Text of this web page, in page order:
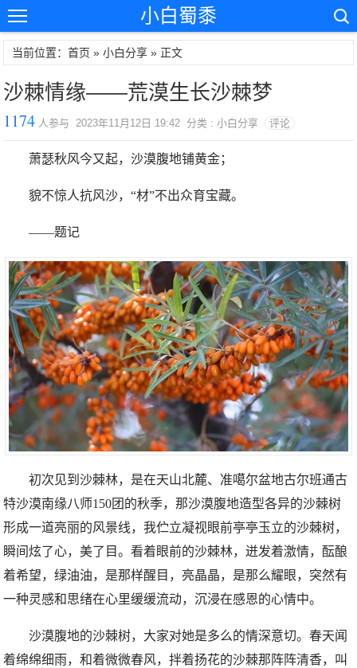
小白蜀黍
当前位置：首页 »小白分享 » 正文
沙棘情缘——荒漠生长沙棘梦
1174 人参与 2023年11月12日 19:42 分类 : 小白分享 评论
萧瑟秋风今又起，沙漠腹地铺黄金；
貌不惊人抗风沙，“材”不出众育宝藏。
——题记
初次见到沙棘林，是在天山北麓、准噶尔盆地古尔班通古
特沙漠南缘八师150团的秋季，那沙漠腹地造型各异的沙棘树
形成一道亮丽的风景线，我伫立凝视眼前亭亭玉立的沙棘树，
瞬间炫了心，美了目。看着眼前的沙棘林，迸发着激情，酝酿
着希望，绿油油，是那样醒目，亮晶晶，是那么耀眼，突然有
一种灵感和思绪在心里缓缓流动，沉浸在感恩的心情中。
沙漠腹地的沙棘树，大家对她是多么的情深意切。春天闻
着绵绵细雨，和着微微春风，拌着扬花的沙棘那阵阵清香，叫